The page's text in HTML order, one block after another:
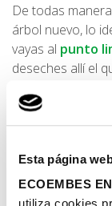
Esta página
ECOEMBES
De todas
árbol nuevo, lo
vayas al punto
deseches allí el
Diseña
Quizás para las
otras opciones